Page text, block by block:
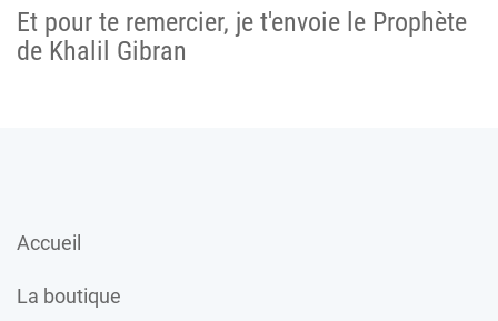
Et pour te remercier, je t'envoie le Prophète
de Khalil Gibran
Accueil
La boutique